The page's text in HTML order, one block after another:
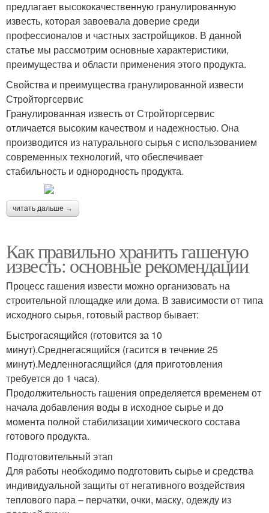
предлагает высококачественную гранулированную
известь, которая завоевала доверие среди
профессионалов и частных застройщиков. В данной
статье мы рассмотрим основные характеристики,
преимущества и области применения этого продукта.
Свойства и преимущества гранулированной извести
Стройторгсервис
Гранулированная известь от Стройторгсервис
отличается высоким качеством и надежностью. Она
производится из натурального сырья с использованием
современных технологий, что обеспечивает
стабильность и однородность продукта.
читать дальше →
Как правильно хранить гашеную
известь: основные рекомендации
Процесс гашения извести можно организовать на
строительной площадке или дома. В зависимости от типа
исходного сырья, готовый раствор бывает:
Быстрогасящийся (готовится за 10
минут).Среднегасящийся (гасится в течение 25
минут).Медленногасящийся (для приготовления
требуется до 1 часа).
Продолжительность гашения определяется временем от
начала добавления воды в исходное сырье и до
момента полной стабилизации химического состава
готового продукта.
Подготовительный этап
Для работы необходимо подготовить сырье и средства
индивидуальной защиты от негативного воздействия
теплового пара – перчатки, очки, маску, одежду из